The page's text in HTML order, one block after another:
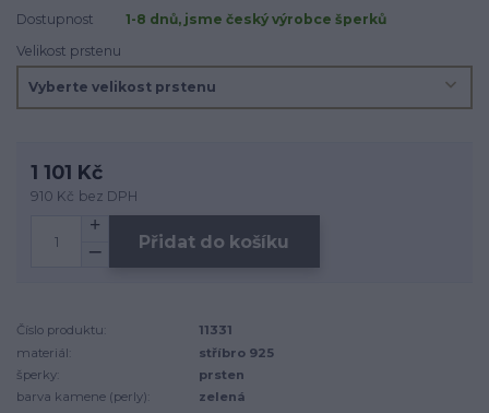
Dostupnost
1-8 dnů, jsme český výrobce šperků
Velikost prstenu
1 101 Kč
910 Kč bez DPH
Přidat do košíku
Číslo produktu:
11331
materiál:
stříbro 925
šperky:
prsten
barva kamene (perly):
zelená